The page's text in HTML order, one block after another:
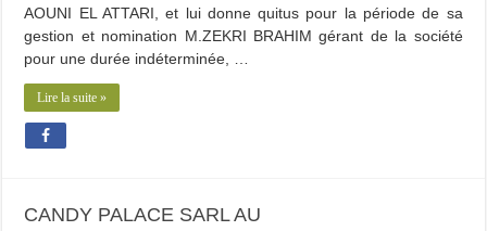
AOUNI EL ATTARI, et lui donne quitus pour la période de sa
gestion et nomination M.ZEKRI BRAHIM gérant de la société
pour une durée indéterminée, …
Lire la suite »
CANDY PALACE SARL AU